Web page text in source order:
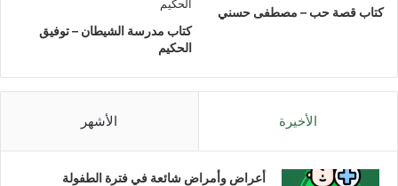
كتاب قصة حب – مصطفى حسني
كتاب مدرسة الشيطان – توفيق
الحكيم
الأخيرة الأشهر
أعراض وأمراض شائعة في فترة الطفولة